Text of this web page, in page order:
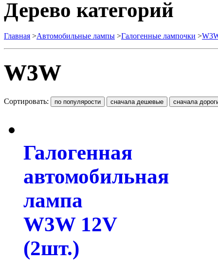
Дерево категорий
Главная >Автомобильные лампы >Галогенные лампочки >
W3W
Сортировать:
Галогенная
автомобильная
лампа
W3W 12V
(2шт.)